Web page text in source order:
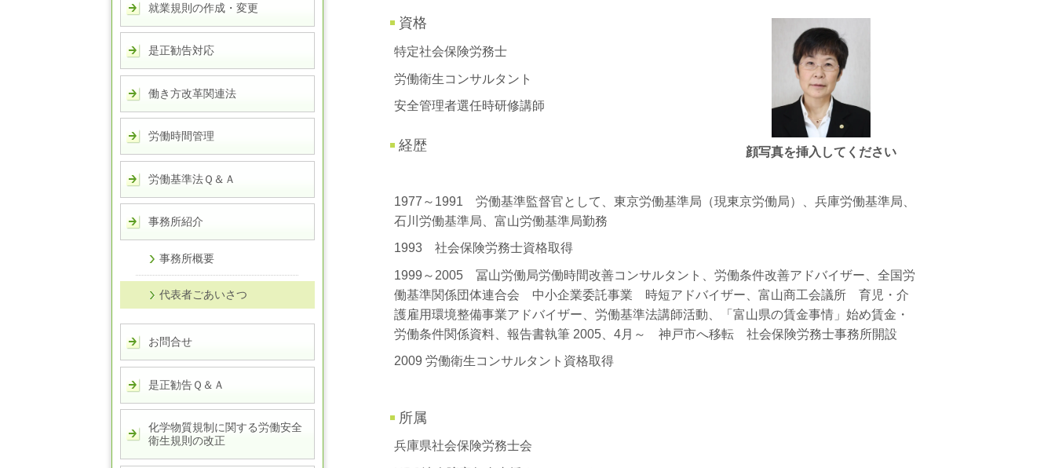
顔写真を挿入してください
資格
特定社会保険労務士
労働衛生コンサルタント
安全管理者選任時研修講師
経歴
1977～1991 労働基準監督官として、東京労働基準局（現東京労働局）、兵庫労働基準局、
石川労働基準局、富山労働基準局勤務
1993 社会保険労務士資格取得
1999～2005 冨山労働局労働時間改善コンサルタント、労働条件改善アドバイザー、全国労
働基準関係団体連合会 中小企業委託事業 時短アドバイザー、富山商工会議所 育児・介
護雇用環境整備事業アドバイザー、労働基準法講師活動、「富山県の賃金事情」始め賃金・
労働条件関係資料、報告書執筆 2005、4月～ 神戸市へ移転 社会保険労務士事務所開設
2009 労働衛生コンサルタント資格取得
所属
兵庫県社会保険労務士会
就業規則の作成・変更
是正勧告対応
働き方改革関連法
労働時間管理
労働基準法Ｑ＆Ａ
事務所紹介
事務所概要
代表者ごあいさつ
お問合せ
是正勧告Ｑ＆Ａ
化学物質規制に関する労働安全
衛生規則の改正